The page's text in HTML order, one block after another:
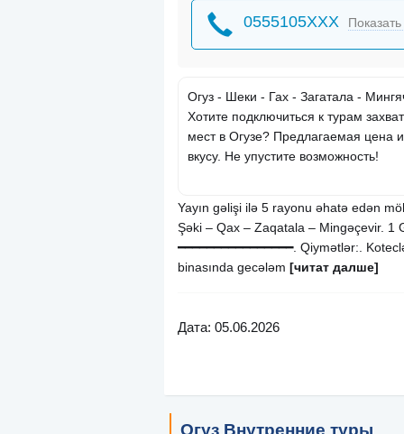
0555105XXX
Огуз - Шеки - Гах - Загатала -
Хотите подключиться к турам
мест в Огузе? Предлагаемая цена
вкусу. Не упустите возможность!
Yayın gəlişi ilə 5 rayonu əhatə edən
Şəki – Qax – Zaqatala – Mingəçevir. 1
━━━━━━━━━━━━━━━━. Qiymətlər:.
binasında gecələm [читат далше]
Дата: 05.06.2026